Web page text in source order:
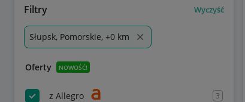
Filtry Wyczyść
Słupsk, Pomorskie, +0 km
Oferty NOWOŚĆ!
z Allegro 3